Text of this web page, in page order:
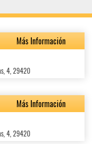
Más Información
4, 29420
Más Información
4, 29420